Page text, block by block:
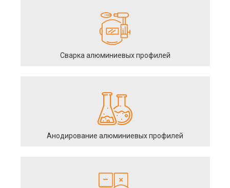
Сварка алюминиевых профилей
Анодирование алюминиевых профилей